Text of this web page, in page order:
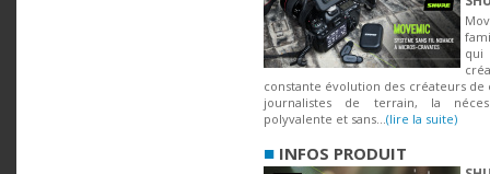
qui
constante évolution des créateurs de
journalistes de terrain, la
polyvalente et sans...(lire la suite)
■ INFOS PRODUIT